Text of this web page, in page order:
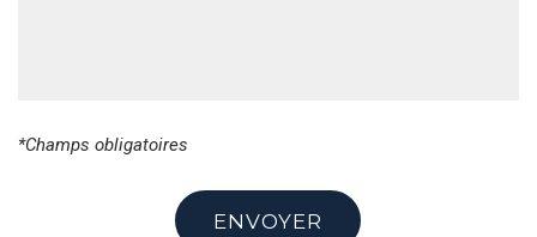
*Champs obligatoires
ENVOYER